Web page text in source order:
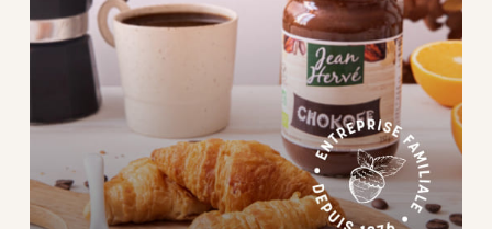
Pâte
d'amande
Pâtes à
tartiner
Produits
lacto-
fermentés